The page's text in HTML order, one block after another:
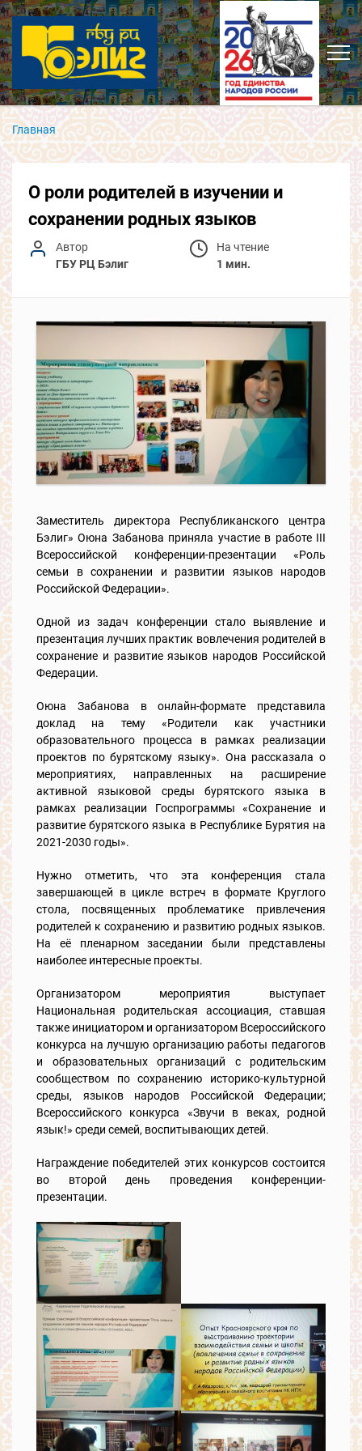
Главная
О роли родителей в изучении и
сохранении родных языков
Автор
ГБУ РЦ Бэлиг
На чтение
1 мин.
Заместитель директора Республиканского центра
Бэлиг» Оюна Забанова приняла участие в работе III
Всероссийской конференции-презентации «Роль
семьи в сохранении и развитии языков народов
Российской Федерации».
Одной из задач конференции стало выявление и
презентация лучших практик вовлечения родителей в
сохранение и развитие языков народов Российской
Федерации.
Оюна Забанова в онлайн-формате представила
доклад на тему «Родители как участники
образовательного процесса в рамках реализации
проектов по бурятскому языку». Она рассказала о
мероприятиях, направленных на расширение
активной языковой среды бурятского языка в
рамках реализации Госпрограммы «Сохранение и
развитие бурятского языка в Республике Бурятия на
2021-2030 годы».
Нужно отметить, что эта конференция стала
завершающей в цикле встреч в формате Круглого
стола, посвященных проблематике привлечения
родителей к сохранению и развитию родных языков.
На её пленарном заседании были представлены
наиболее интересные проекты.
Организатором мероприятия выступает
Национальная родительская ассоциация, ставшая
также инициатором и организатором Всероссийского
конкурса на лучшую организацию работы педагогов
и образовательных организаций с родительским
сообществом по сохранению историко-культурной
среды, языков народов Российской Федерации;
Всероссийского конкурса «Звучи в веках, родной
язык!» среди семей, воспитывающих детей.
Награждение победителей этих конкурсов состоится
во второй день проведения конференции-
презентации.